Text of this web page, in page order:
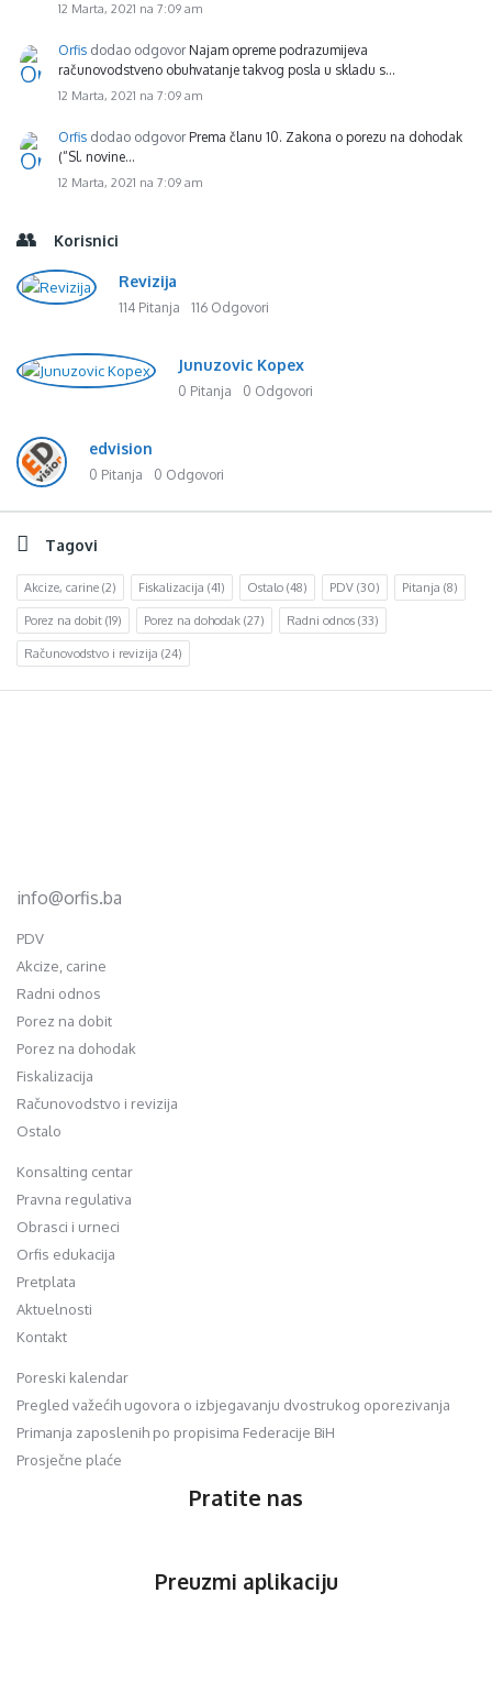
12 Marta, 2021 na 7:09 am
Orfis dodao odgovor Najam opreme podrazumijeva
računovodstveno obuhvatanje takvog posla u skladu s…
12 Marta, 2021 na 7:09 am
Orfis dodao odgovor Prema članu 10. Zakona o porezu na dohodak
(“Sl. novine…
12 Marta, 2021 na 7:09 am
Korisnici
Revizija
114 Pitanja 116 Odgovori
Junuzovic Kopex
0 Pitanja 0 Odgovori
edvision
0 Pitanja 0 Odgovori
Tagovi
Akcize, carine (2) Fiskalizacija (41) Ostalo (48) PDV (30) Pitanja (8)
Porez na dobit (19) Porez na dohodak (27) Radni odnos (33)
Računovodstvo i revizija (24)
info@orfis.ba
PDV
Akcize, carine
Radni odnos
Porez na dobit
Porez na dohodak
Fiskalizacija
Računovodstvo i revizija
Ostalo
Konsalting centar
Pravna regulativa
Obrasci i urneci
Orfis edukacija
Pretplata
Aktuelnosti
Kontakt
Poreski kalendar
Pregled važećih ugovora o izbjegavanju dvostrukog oporezivanja
Primanja zaposlenih po propisima Federacije BiH
Prosječne plaće
Pratite nas
Preuzmi aplikaciju